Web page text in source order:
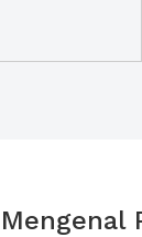
Mengenal